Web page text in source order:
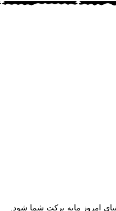
امروز مایه برکت شما شود.